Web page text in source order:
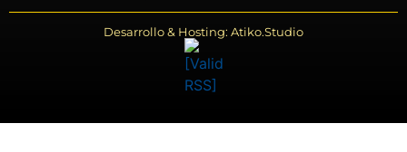
Desarrollo & Hosting: Atiko.Studio